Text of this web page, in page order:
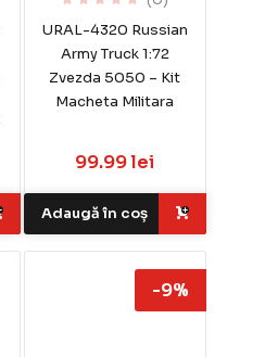
URAL-4320 Russian
Army Truck 1:72
Zvezda 5050 – Kit
Macheta Militara
99.99 lei
Adaugă în coș
-9%